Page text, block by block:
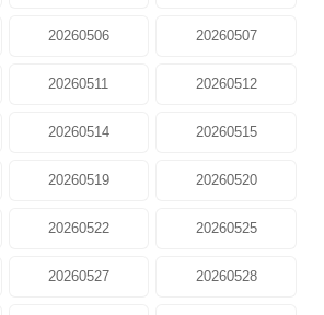
20260506 20260507
20260511 20260512
20260514 20260515
20260519 20260520
20260522 20260525
20260527 20260528